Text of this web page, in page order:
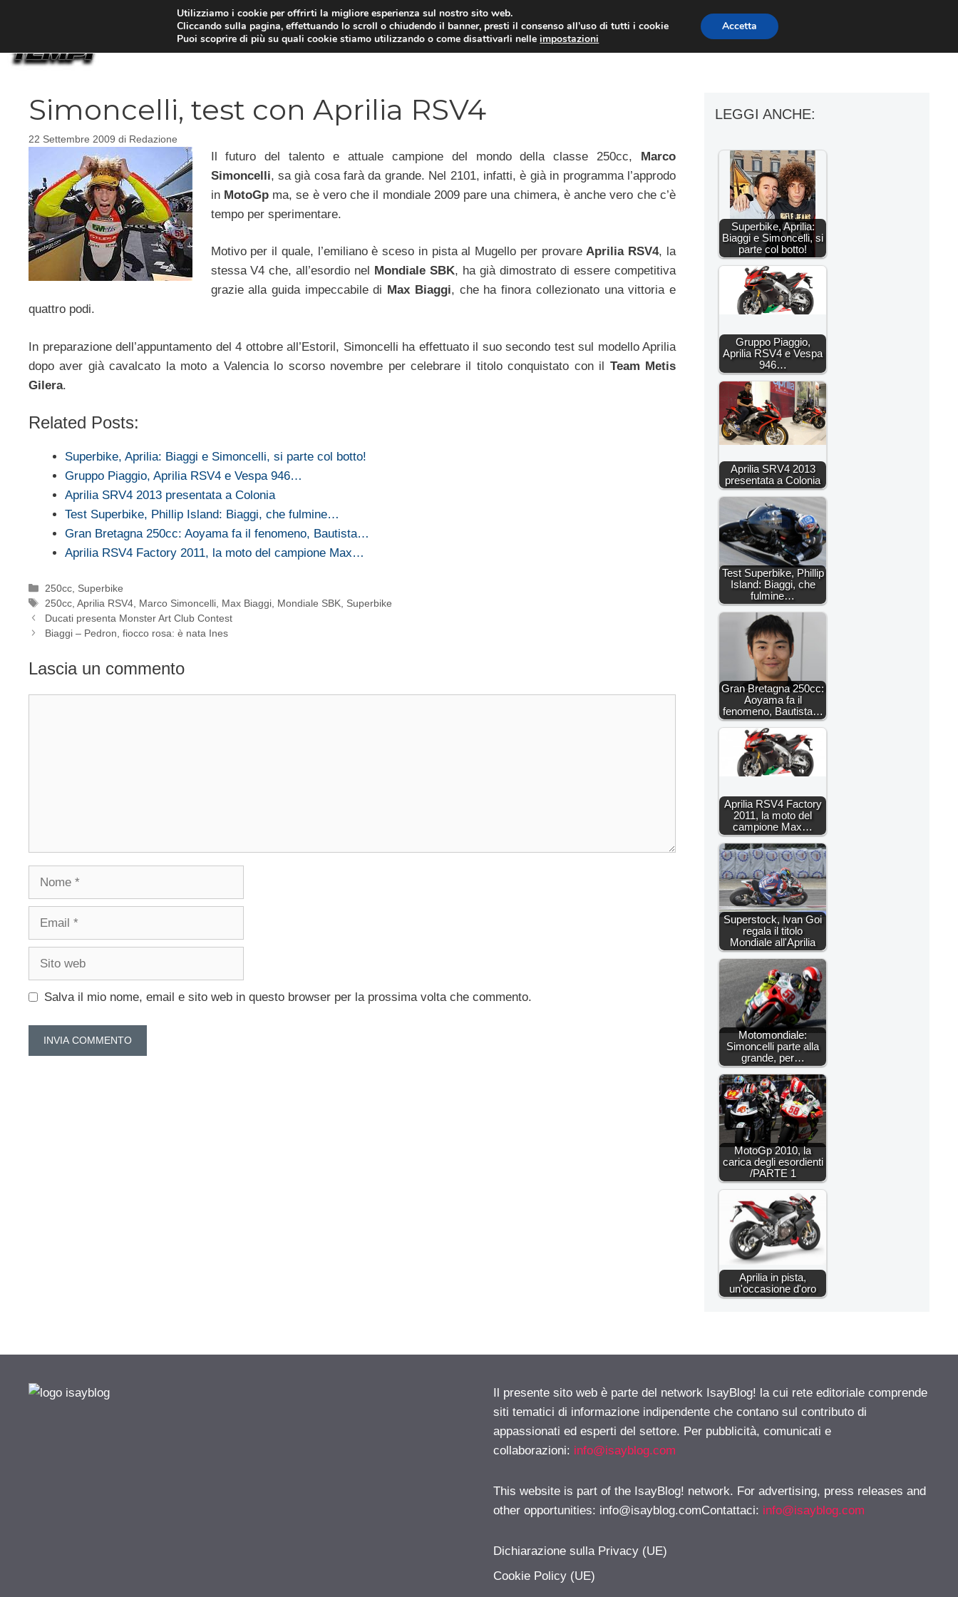
MOTO NEWS ACCESSORI MOTO MOTO GP
Simoncelli, test con Aprilia RSV4
22 Settembre 2009 di Redazione
Il futuro del talento e attuale campione del mondo della classe 250cc, Marco
Simoncelli, sa già cosa farà da grande. Nel 2101, infatti, è già in programma l’approdo
in MotoGpma, se è vero che il mondiale 2009 pare una chimera, è anche vero che c’è
tempo per sperimentare.
Motivo per il quale, l’emiliano è sceso in pista al Mugello per provareAprilia RSV4, la
stessa V4 che, all’esordio nel
Mondiale SBK, ha già dimostrato di essere competitiva
grazie alla guida impeccabile di Max Biaggi, che ha finora collezionato una vittoria e
quattro podi.
In preparazione dell’appuntamento del 4 ottobre all’Estoril, Simoncelli ha effettuato il suo secondo test sul modello Aprilia
dopo aver già cavalcato la moto a Valencia lo scorso novembre per celebrare il titolo conquistato con il Team Metis
Gilera.
Related Posts:
Superbike, Aprilia: Biaggi e Simoncelli, si parte col botto!
Gruppo Piaggio, Aprilia RSV4 e Vespa 946…
Aprilia SRV4 2013 presentata a Colonia
Test Superbike, Phillip Island: Biaggi, che fulmine…
Gran Bretagna 250cc: Aoyama fa il fenomeno, Bautista…
Aprilia RSV4 Factory 2011, la moto del campione Max…
Categorie
250cc Superbike
Tag
250cc ,Aprilia RSV4 Marco Simoncelli Max Biaggi Mondiale SBK Superbike
Ducati presenta Monster Art Club Contest
Biaggi – Pedron, fiocco rosa: è nata Ines
Lascia un commento
Nome
Email
Sito
Salva il mio nome, email e sito web in questo browser per la prossima volta che commento.
LEGGI ANCHE:
Superbike, Aprilia:
Biaggi e Simoncelli, si
parte col botto!
Gruppo Piaggio,
Aprilia RSV4 e Vespa
946…
Aprilia SRV4 2013
presentata a Colonia
Test Superbike, Phillip
Island: Biaggi, che
fulmine…
Gran Bretagna 250cc:
Aoyama fa il
fenomeno, Bautista…
Aprilia RSV4 Factory
2011, la moto del
campione Max…
Superstock, Ivan Goi
regala il titolo
Mondiale all'Aprilia
Motomondiale:
Simoncelli parte alla
grande, per…
MotoGp 2010, la
carica degli esordienti
/PARTE 1
Aprilia in pista,
un'occasione d'oro
Il presente sito web è parte del network IsayBlog! la cui rete editoriale comprende
siti tematici di informazione indipendente che contano sul contributo di
appassionati ed esperti del settore. Per pubblicità, comunicati e
collaborazioni: info@isayblog.com
This website is part of the IsayBlog! network. For advertising, press releases and
other opportunities: info@isayblog.comContattaci: info@isayblog.com
Dichiarazione sulla Privacy (UE)
Cookie Policy (UE)
Utilizziamo i cookie per offrirti la migliore esperienza sul nostro sito web.
Cliccando sulla pagina, effettuando lo scroll o chiudendo il banner, presti il consenso all’uso di tutti i cookie
Puoi scoprire di più su quali cookie stiamo utilizzando o come disattivarli nelleimpostazioni
Accetta